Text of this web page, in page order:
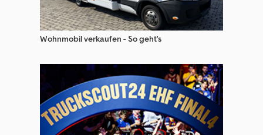
Wohnmobil verkaufen - So geht's